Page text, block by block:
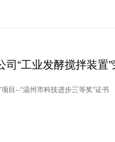
司“工业发酵搅拌装置
目--“温州市科技进步三等奖”证书